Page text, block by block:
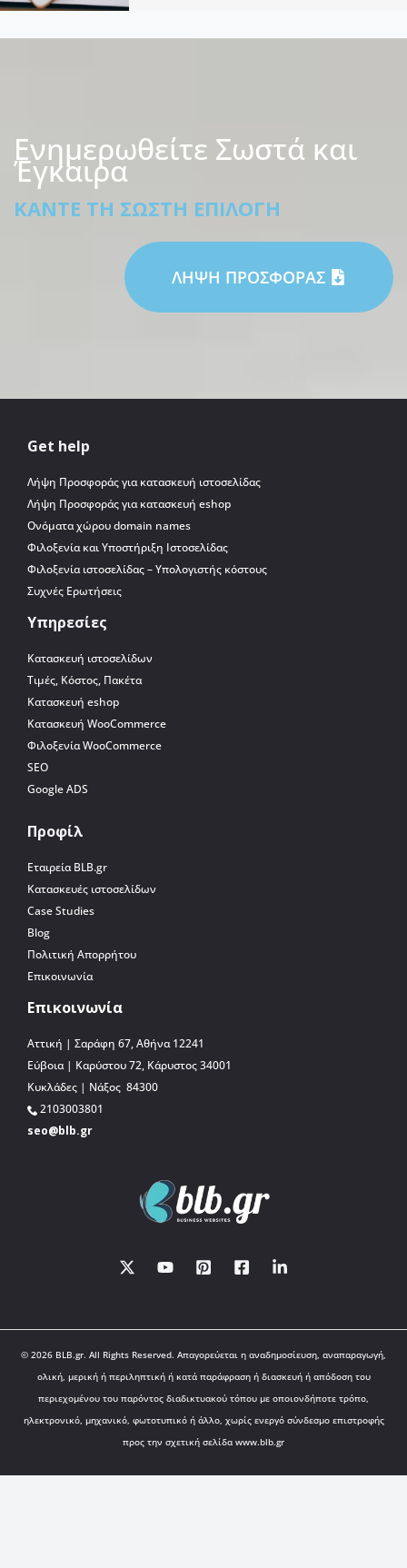
Ενημερωθείτε Σωστά και
Έγκαιρα
ΚΆΝΤΕ ΤΗ ΣΩΣΤΉ ΕΠΙΛΟΓΉ
ΛΗΨΗ ΠΡΟΣΦΟΡΑΣ
Get help
Λήψη Προσφοράς για κατασκευή ιστοσελίδας
Λήψη Προσφοράς για κατασκευή eshop
Ονόματα χώρου domain names
Φιλοξενία και Υποστήριξη Ιστοσελίδας
Φιλοξενία ιστοσελίδας – Υπολογιστής κόστους
Συχνές Ερωτήσεις
Υπηρεσίες
Κατασκευή ιστοσελίδων
Τιμές, Κόστος, Πακέτα
Κατασκευή eshop
Κατασκευή WooCommerce
Φιλοξενία WooCommerce
SEO
Google ADS
Προφίλ
Εταιρεία BLB.gr
Κατασκευές ιστοσελίδων
Case Studies
Blog
Πολιτική Απορρήτου
Επικοινωνία
Επικοινωνία
Αττική | Σαράφη 67, Αθήνα 12241
Εύβοια | Καρύστου 72, Κάρυστος 34001
Κυκλάδες | Νάξος 84300
2103003801
seo@blb.gr
© 2026 BLB.gr. All Rights Reserved. Απαγορεύεται η αναδημοσίευση, αναπαραγωγή,
ολική, μερική ή περιληπτική ή κατά παράφραση ή διασκευή ή απόδοση του
περιεχομένου του παρόντος διαδικτυακού τόπου με οποιονδήποτε τρόπο,
ηλεκτρονικό, μηχανικό, φωτοτυπικό ή άλλο, χωρίς ενεργό σύνδεσμο επιστροφής
προς την σχετική σελίδα www.blb.gr